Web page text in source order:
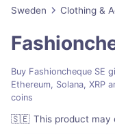
Sweden Clothing &
Buy Fashioncheque SE
Ethereum, Solana, XRP
coins
🇸🇪 This product may